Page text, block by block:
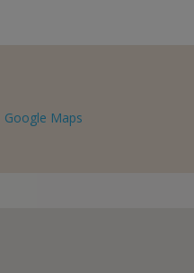
Google Maps